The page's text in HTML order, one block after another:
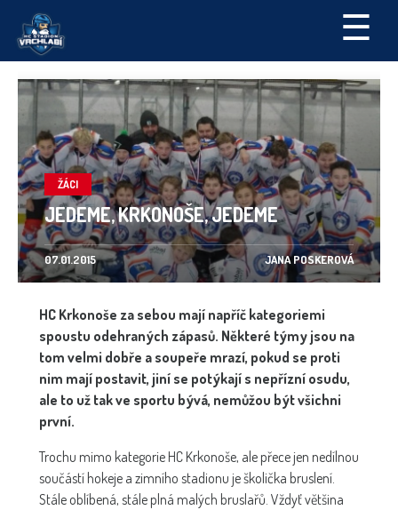
☰
ŽÁCI
JEDEME, KRKONOŠE, JEDEME
07.01.2015 JANA POSKEROVÁ
HC Krkonoše za sebou mají napříč kategoriemi
spoustu odehraných zápasů. Některé týmy jsou na
tom velmi dobře a soupeře mrazí, pokud se proti
nim mají postavit, jiní se potýkají s nepřízní osudu,
ale to už tak ve sportu bývá, nemůžou být všichni
první.
Trochu mimo kategorie HC Krkonoše, ale přece jen nedílnou
součástí hokeje a zimního stadionu je školička bruslení.
Stále oblíbená, stále plná malých bruslařů. Vždyť většina